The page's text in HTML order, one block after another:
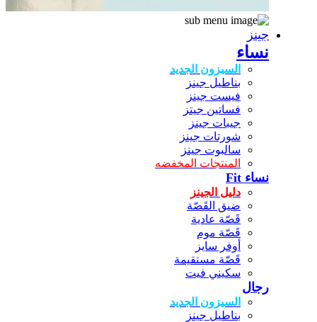
جينز
نساء
السيزون الجديد
بناطيل جينز
فيست جينز
فساتين جيتز
جيبات جينز
شورتات جينز
سالبوت جينز
المنتجات المخفضه
نساء Fit
دليل الجينز
ضيق القَصّة
قَصّة عادية
قَصّة موم
أوفر سايز
قَصّة مستقيمة
سكيني فيت
رجال
السيزون الجديد
بناطيل جينز